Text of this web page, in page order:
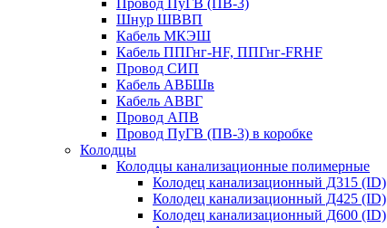
Шнур ШВВП
Кабель МКЭШ
Кабель ППГнг-HF, ППГнг-FRHF
Провод СИП
Кабель АВБШв
Кабель АВВГ
Провод АПВ
Провод ПуГВ (ПВ-3) в коробке
Колодцы
Колодцы канализационные полимерные
Колодец канализационный Д315 (ID)
Колодец канализационный Д425 (ID)
Колодец канализационный Д600 (ID)